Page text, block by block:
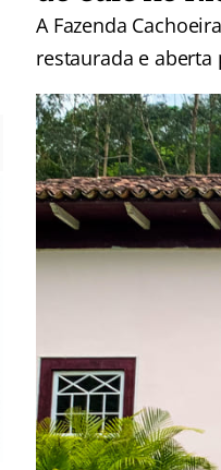
A Fazenda
restaurada e